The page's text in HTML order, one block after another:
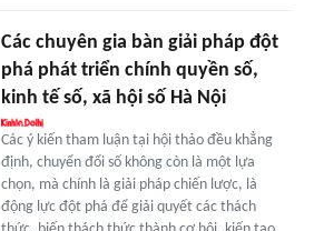
Các chuyên gia bàn giải pháp đột
phá phát triển chính quyền số,
kinh tế số, xã hội số Hà Nội
Các ý kiến tham luận tại hội thảo đều khẳng
định, chuyển đổi số không còn là một lựa
chọn, mà chính là giải pháp chiến lược, là
động lực đột phá để giải quyết các thách